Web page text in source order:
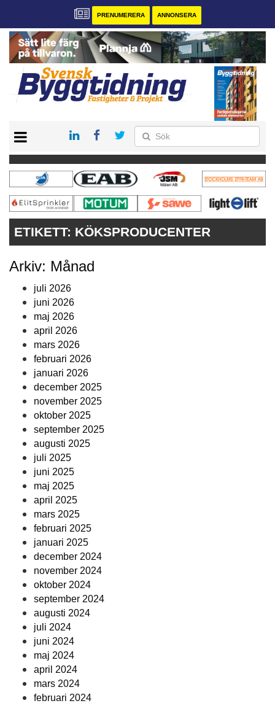
PRENUMERERA ANNONSERA
PRENUMERERA
VÅRA ANDRA MAGASIN
ANNONSERA
KONTAKT
ETIKETT: KÖKSPRODUCENTER
Arkiv: Månad
juli 2026
juni 2026
maj 2026
april 2026
mars 2026
februari 2026
januari 2026
december 2025
november 2025
oktober 2025
september 2025
augusti 2025
juli 2025
juni 2025
maj 2025
april 2025
mars 2025
februari 2025
januari 2025
december 2024
november 2024
oktober 2024
september 2024
augusti 2024
juli 2024
juni 2024
maj 2024
april 2024
mars 2024
februari 2024